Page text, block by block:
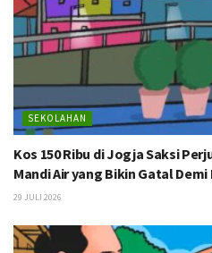
SEKOLAHAN
Kos 150 Ribu di Jogja Saksi
Mandi Air yang Bikin Gatal Demi
29 JULI 2026